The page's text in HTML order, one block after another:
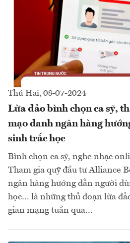
Thứ Hai, 08-07-2024
Lừa đảo bình chọn ca sỹ,
mạo danh ngân hàng
sinh trắc học
Bình chọn ca sỹ, nghe nhạc
Tham gia quỹ đầu tư Alliance
ngân hàng hướng dẫn người
học… là những thủ đoạn lừa
gian mạng tuần qua…